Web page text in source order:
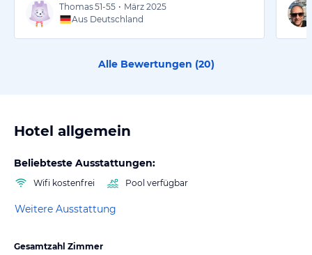
Thomas51-55 • März 2025
Aus Deutschland
Alle Bewertungen (20)
Hotel allgemein
Beliebteste Ausstattungen:
Wifi kostenfrei Pool verfügbar
Weitere Ausstattung
Gesamtzahl Zimmer